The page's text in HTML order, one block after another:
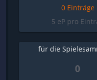
0 Einträge
5 eP pro
für die
0